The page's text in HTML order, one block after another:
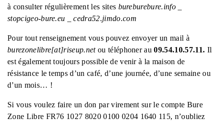
à consulter régulièrement les sites bureburebure.info _
stopcigeo-bure.eu _ cedra52.jimdo.com
Pour tout renseignement vous pouvez envoyer un mail à
burezonelibre[at]riseup.net ou téléphoner au09.54.10.57.11. Il
est également toujours possible de venir à la maison de
résistance le temps d’un café, d’une journée, d’une semaine ou
d’un mois… !
Si vous voulez faire un don parvirementsur le compte Bure
Zone Libre FR76 1027 8020 0100 0204 1640 115, n’oubliez